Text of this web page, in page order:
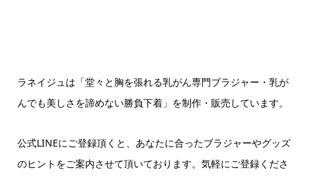
ラネイジュは「堂々と胸を張れる乳がん専門ブラジャー・乳が
んでも美しさを諦めない勝負下着」を制作・販売しています。
公式LINEにご登録頂くと、あなたに合ったブラジャーやグッズ
のヒントをご案内させて頂いております。気軽にご登録くださ